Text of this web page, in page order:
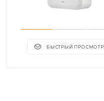
БЫСТРЫЙ ПРОСМОТР